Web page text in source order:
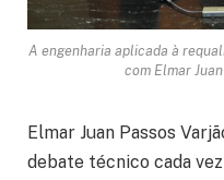
A engenharia aplicada à
com Elmar
Elmar Juan Passos
debate técnico cada